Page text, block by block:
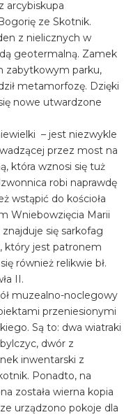
arcybiskupa
ze Skotnik.
z nielicznych w
geotermalną. Zamek
zabytkowym parku,
metamorfozę. Dzięki
nowe utwardzone
– jest niezwykle
przez most na
która wznosi się tuż
robi naprawdę
wstąpić do kościoła
Wniebowzięcia Marii
się sarkofag
który jest patronem
również relikwie bł.
II.
muzealno-noclegowy
przeniesionymi
Są to: dwa wiatraki
dwór z
inwentarski z
Ponadto, na
została wierna kopia
urządzono pokoje dla